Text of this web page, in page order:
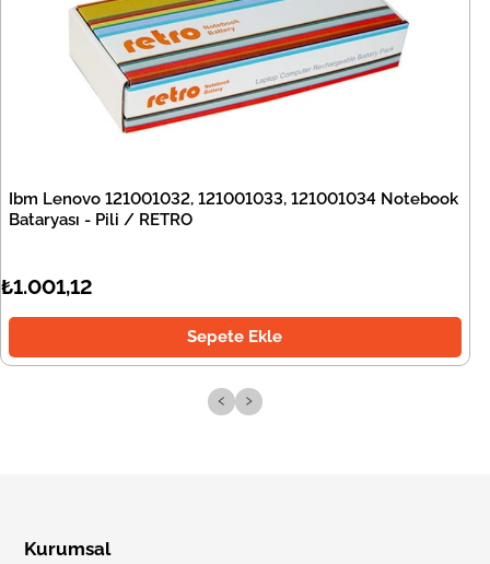
Ibm Lenovo 121001032, 121001033, 121001034 Notebook
Bataryası - Pili / RETRO
₺1.001,12
Sepete Ekle
‹ ›
Kurumsal